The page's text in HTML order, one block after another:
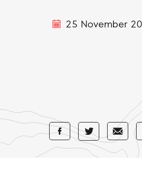
25 November
Share Share
with
Share
with